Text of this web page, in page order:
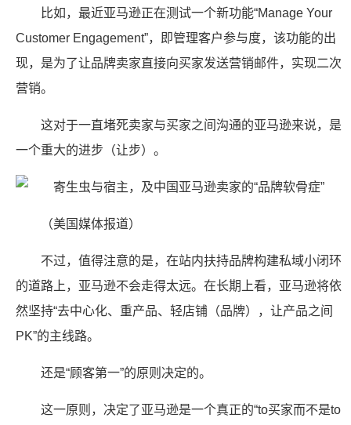
比如，最近亚马逊正在测试一个新功能“Manage Your
Customer Engagement”，即管理客户参与度，该功能的出
现，是为了让品牌卖家直接向买家发送营销邮件，实现二次
营销。
这对于一直堵死卖家与买家之间沟通的亚马逊来说，是
一个重大的进步（让步）。
（美国媒体报道）
不过，值得注意的是，在站内扶持品牌构建私域小闭环
的道路上，亚马逊不会走得太远。在长期上看，亚马逊将依
然坚持“去中心化、重产品、轻店铺（品牌），让产品之间
PK”的主线路。
还是“顾客第一”的原则决定的。
这一原则，决定了亚马逊是一个真正的“to买家而不是to